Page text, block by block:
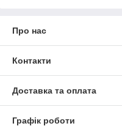
Про нас
Контакти
Доставка та оплата
Графік роботи